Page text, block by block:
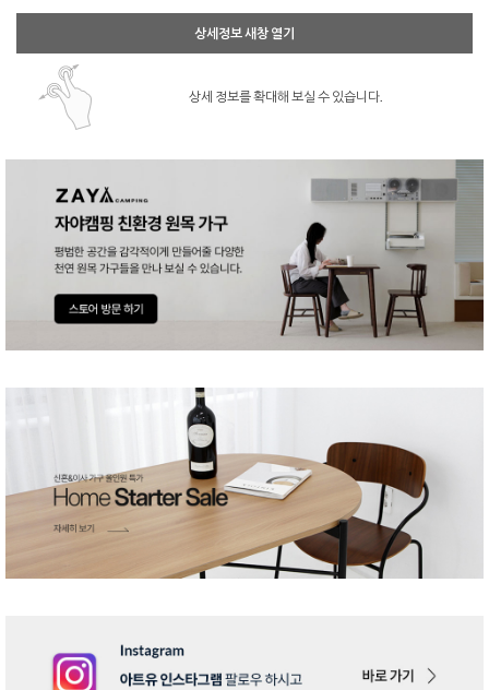
상세정보 새창 열기
상세 정보를 확대해 보실 수 있습니다.